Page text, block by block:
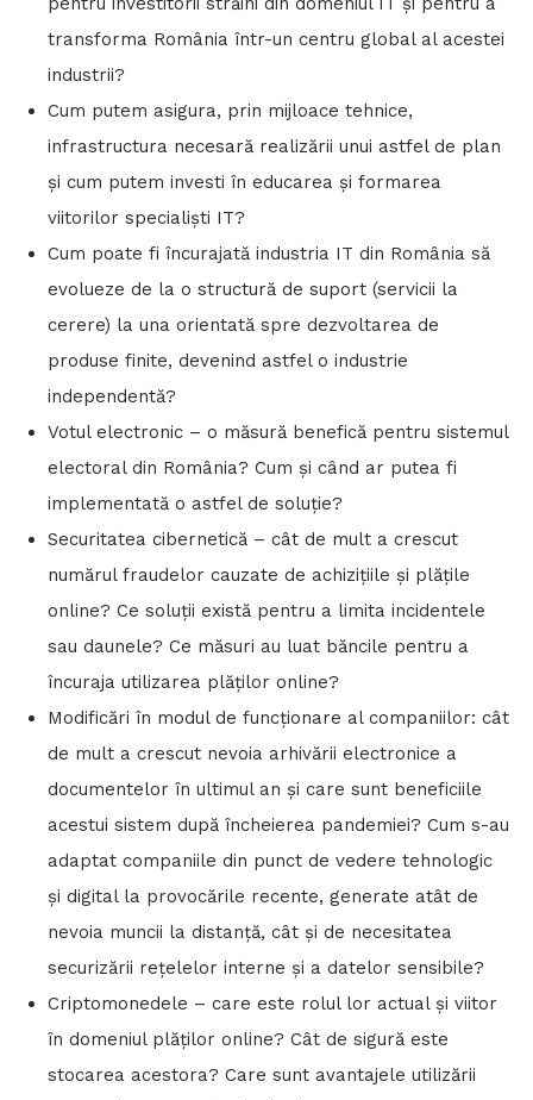
transforma România într-un centru global al acestei
industrii?
Cum putem asigura, prin mijloace tehnice,
infrastructura necesară realizării unui astfel de plan
și cum putem investi în educarea și formarea
viitorilor specialiști IT?
Cum poate fi încurajată industria IT din România să
evolueze de la o structură de suport (servicii la
cerere) la una orientată spre dezvoltarea de
produse finite, devenind astfel o industrie
independentă?
Votul electronic – o măsură benefică pentru sistemul
electoral din România? Cum și când ar putea fi
implementată o astfel de soluție?
Securitatea cibernetică – cât de mult a crescut
numărul fraudelor cauzate de achizițiile și plățile
online? Ce soluții există pentru a limita incidentele
sau daunele? Ce măsuri au luat băncile pentru a
încuraja utilizarea plăților online?
Modificări în modul de funcționare al companiilor: cât
de mult a crescut nevoia arhivării electronice a
documentelor în ultimul an și care sunt beneficiile
acestui sistem după încheierea pandemiei? Cum s-au
adaptat companiile din punct de vedere tehnologic
și digital la provocările recente, generate atât de
nevoia muncii la distanță, cât și de necesitatea
securizării rețelelor interne și a datelor sensibile?
Criptomonedele – care este rolul lor actual și viitor
în domeniul plăților online? Cât de sigură este
stocarea acestora? Care sunt avantajele utilizării